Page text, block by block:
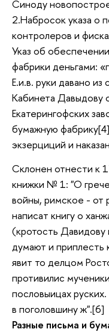
Синоду
2.Набросок указа о
контролеров и
Указ об
фабрики деньгами:
Е.и.в. руки давано
Кабинета Давыдову
Екатерингофских
бумажную
экзерциций и
Склонен отнести к
книжки № 1: "О
войны, римское - от
написат книгу о
(кротость Давидову
думают и приплесть
явит то делцом
противилис
пословыицах
в поголовшину ж".[6]
Разные письма и